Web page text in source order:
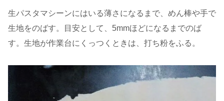
生パスタマシーンにはいる薄さになるまで、めん棒や手で
生地をのばす。目安として、5mmほどになるまでのば
す。生地が作業台にくっつくときは、打ち粉をふる。